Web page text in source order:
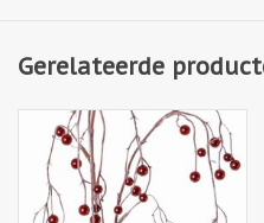
Gerelateerde